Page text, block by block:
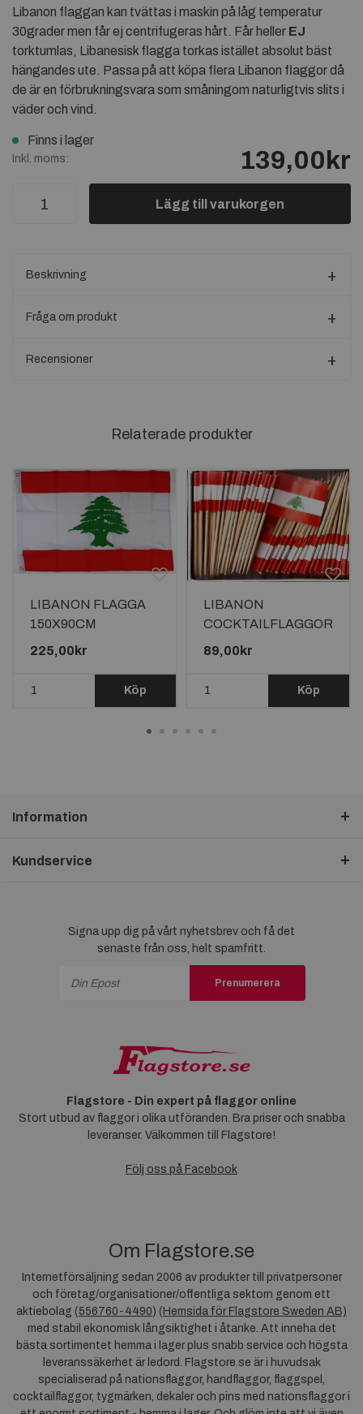
Libanon flaggan kan tvättas i maskin på låg temperatur
30grader men får ej centrifugeras hårt. Får heller EJ
torktumlas, Libanesisk flagga torkas istället absolut bäst
hängandes ute. Passa på att köpa flera Libanon flaggor då
de är en förbrukningsvara som småningom naturligtvis slits i
väder och vind.
Finns i lager
Inkl. moms: 139,00kr
Lägg till varukorgen
Beskrivning
Fråga om produkt
Recensioner
Relaterade produkter
LIBANON FLAGGA
150X90CM
225,00kr
Köp
LIBANON
COCKTAILFLAGGOR
100st
89,00kr
Köp
Information
Kundservice
Signa upp dig på vårt nyhetsbrev och få det
senaste från oss, helt spamfritt.
Prenumerera
Flagstore - Din expert på flaggor online
Stort utbud av flaggor i olika utföranden. Bra priser och snabba
leveranser. Välkommen till Flagstore!
Följ oss på Facebook
Om Flagstore.se
Internetförsäljning sedan 2006 av produkter till privatpersoner
och företag/organisationer/offentliga sektorn genom ett
aktiebolag (556760-4490) ( Hemsida för Flagstore Sweden AB)
med stabil ekonomisk långsiktighet i åtanke. Att inneha det
bästa sortimentet hemma i lager plus snabb service och högsta
leveranssäkerhet är ledord. Flagstore.se är i huvudsak
specialiserad på nationsflaggor, handflaggor, flaggspel,
cocktailflaggor, tygmärken, dekaler och pins med nationsflaggor i